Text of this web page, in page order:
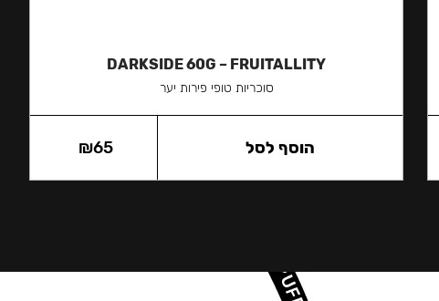
DARKSIDE 60G – FRUITALLITY
סוכריות טופי פירות יער
₪65 הוסף לסל